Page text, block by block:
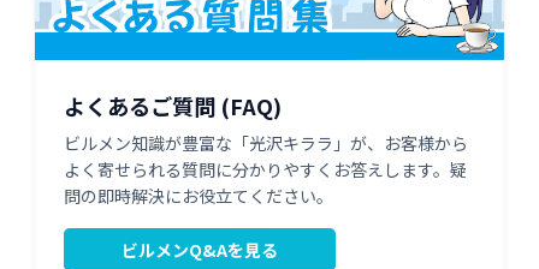
よくあるご質問 (FAQ)
ビルメン知識が豊富な「光沢キララ」が、お客様から
よく寄せられる質問に分かりやすくお答えします。疑
問の即時解決にお役立てください。
ビルメンQ&Aを見る